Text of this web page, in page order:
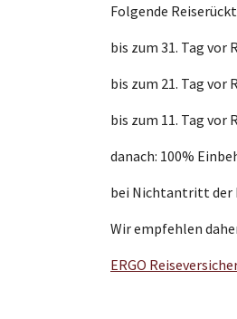
Folgende
bis zum 31. Tag
bis zum 21. Tag
bis zum 11. Tag
danach: 100%
bei Nichtantritt der
Wir empfehlen
ERGO